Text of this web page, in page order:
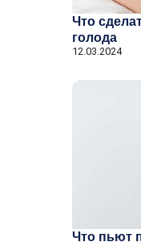
Что
голода
12.03.2024
Что пьют